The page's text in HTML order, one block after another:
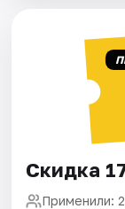
Скидка
Применили: